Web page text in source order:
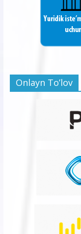
Onlayn To’lov